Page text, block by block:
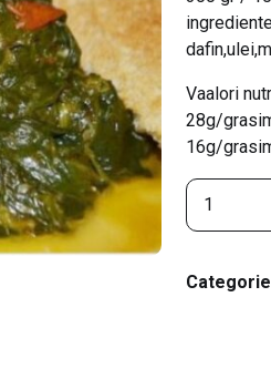
Vaalori
28g/
16g/
C
a
t